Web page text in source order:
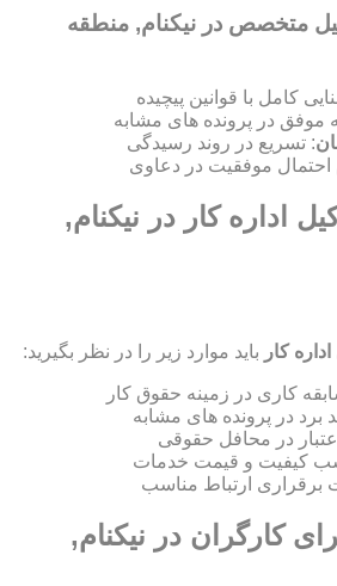
متخصص در نیکنام, منطقه
کامل با قوانین پیچیده
موفق در پرونده های مشابه
: تسریع در روند رسیدگی
احتمال موفقیت در دعاوی
اداره کار در نیکنام,
کار باید موارد زیر را در نظر بگیرید:
کاری در زمینه حقوق کار
برد در پرونده های مشابه
در محافل حقوقی
کیفیت و قیمت خدمات
برقراری ارتباط مناسب
کارگران در نیکنام,